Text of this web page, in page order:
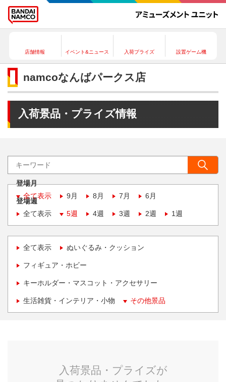
店舗情報 イベント&ニュース 入荷プライズ 設置ゲーム機
namcoなんばパークス店
入荷景品・プライズ情報
登場月
全て表示
9月 8月 7月 6月
登場週
全て表示
5週 4週 3週 2週 1週
全て表示 ぬいぐるみ・クッション
フィギュア・ホビー
キーホルダー・マスコット・アクセサリー
生活雑貨・インテリア・小物 その他景品